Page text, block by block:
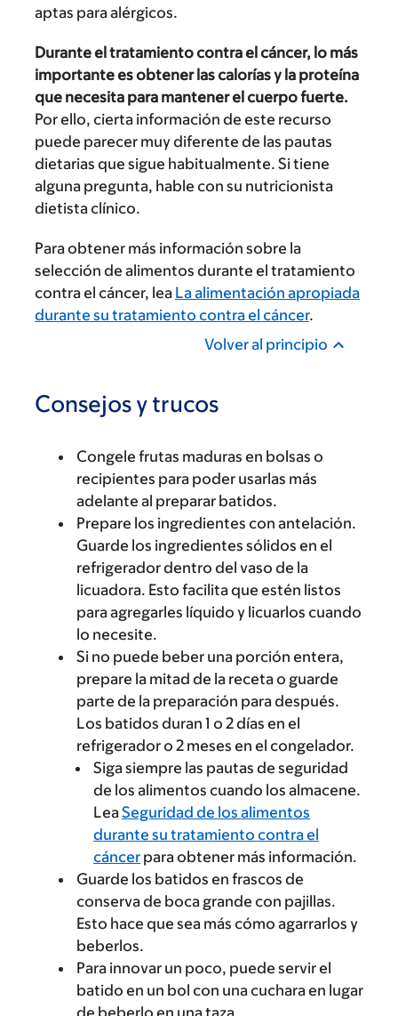
aptas para alérgicos.
Durante el tratamiento contra el cáncer, lo más
importante es obtener las calorías y la proteína
que necesita para mantener el cuerpo fuerte.
Por ello, cierta información de este recurso
puede parecer muy diferente de las pautas
dietarias que sigue habitualmente. Si tiene
alguna pregunta, hable con su nutricionista
dietista clínico.
Para obtener más información sobre la
selección de alimentos durante el tratamiento
contra el cáncer, lea La alimentación apropiada
durante su tratamiento contra el cáncer.
Volver al principio
Consejos y trucos
Congele frutas maduras en bolsas o
recipientes para poder usarlas más
adelante al preparar batidos.
Prepare los ingredientes con antelación.
Guarde los ingredientes sólidos en el
refrigerador dentro del vaso de la
licuadora. Esto facilita que estén listos
para agregarles líquido y licuarlos cuando
lo necesite.
Si no puede beber una porción entera,
prepare la mitad de la receta o guarde
parte de la preparación para después.
Los batidos duran 1 o 2 días en el
refrigerador o 2 meses en el congelador.
Siga siempre las pautas de seguridad
de los alimentos cuando los almacene.
LeaSeguridad de los alimentos
durante su tratamiento contra el
cáncer para obtener más información.
Guarde los batidos en frascos de
conserva de boca grande con pajillas.
Esto hace que sea más cómo agarrarlos y
beberlos.
Para innovar un poco, puede servir el
batido en un bol con una cuchara en lugar
de beberlo en una taza.